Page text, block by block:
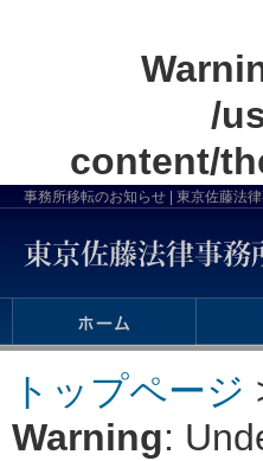
/
content/
事務所移転のお知らせ | 東京佐藤法
トップページ
Warning: